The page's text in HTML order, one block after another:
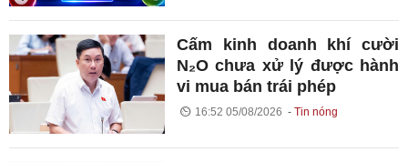
Cấm kinh doanh khí cười
N₂O chưa xử lý được hành
vi mua bán trái phép
16:52 05/08/2026 Tin nóng